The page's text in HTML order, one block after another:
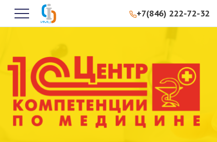
+7(846) 222-72-32